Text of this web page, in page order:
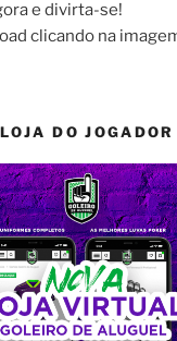
e divirta-se!
clicando na
DO JOGADOR